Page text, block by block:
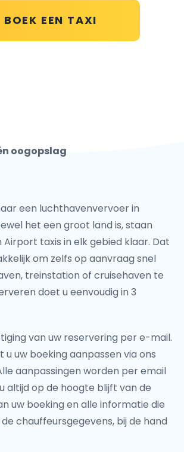
BOEK EEN TAXI
oogopslag
een luchthavenvervoer in
het een groot land is, staan
taxis in elk gebied klaar. Dat
om zelfs op aanvraag snel
treinstation of cruisehaven te
doet u eenvoudig in 3
van uw reservering per e-mail.
u uw boeking aanpassen via ons
aanpassingen worden per email
altijd op de hoogte blijft van de
uw boeking en alle informatie die
de chauffeursgegevens, bij de hand